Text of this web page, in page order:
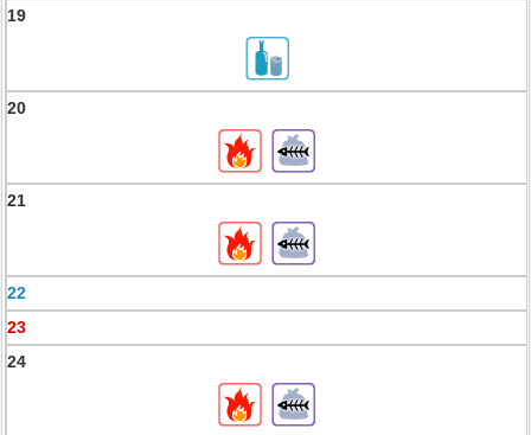
19
20
21
22
23
24